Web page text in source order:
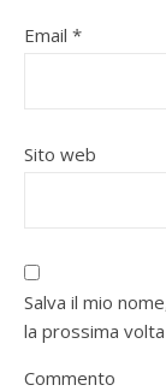
Email *
Sito web
Salva il mio
la prossima
Commento